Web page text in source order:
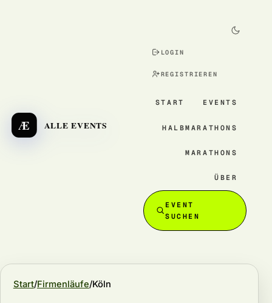
Æ ALLE EVENTS
LOGIN
REGISTRIEREN
START EVENTS
HALBMARATHONS
MARATHONS
ÜBER
EVENT
SUCHEN
Start Firmenläufe Köln